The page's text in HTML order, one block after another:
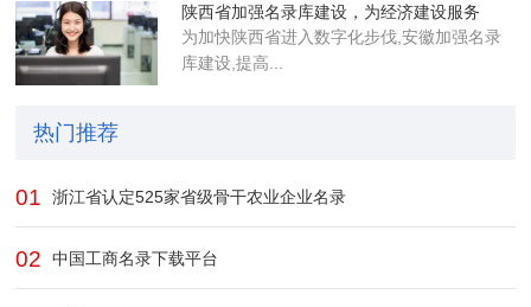
陕西省加强名录库建设，为经济建设服务
为加快陕西省进入数字化步伐,安徽加强名录
库建设,提高...
热门推荐
01 浙江省认定525家省级骨干农业企业​名录
02 中国工商名录下载平台